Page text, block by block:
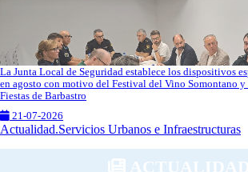
La Junta Local de Seguridad establece los dispositivos
en agosto con motivo del Festival del Vino Somontano y
Fiestas de Barbastro
21-07-2026
Actualidad.Servicios Urbanos e Infraestructuras
ACTUALIDAD